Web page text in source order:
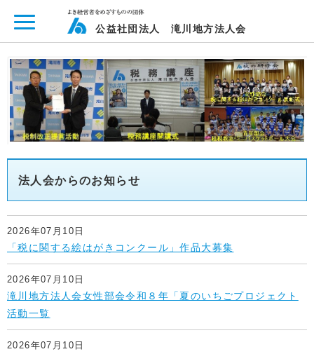
公益社団法人 滝川地方法人会
法人会からのお知らせ
2026年07月10日
「税に関する絵はがきコンクール」作品大募集
2026年07月10日
滝川地方法人会女性部会令和８年「夏のいちごプロジェクト
活動一覧
2026年07月10日